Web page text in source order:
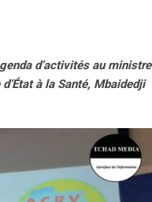
d’activités au ministre
à la Santé, Mbaidedji